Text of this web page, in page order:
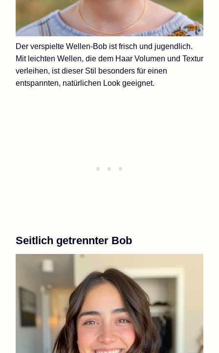
Der verspielte Wellen-Bob ist frisch und jugendlich.
Mit leichten Wellen, die dem Haar Volumen und Textur
verleihen, ist dieser Stil besonders für einen
entspannten, natürlichen Look geeignet.
Seitlich getrennter Bob